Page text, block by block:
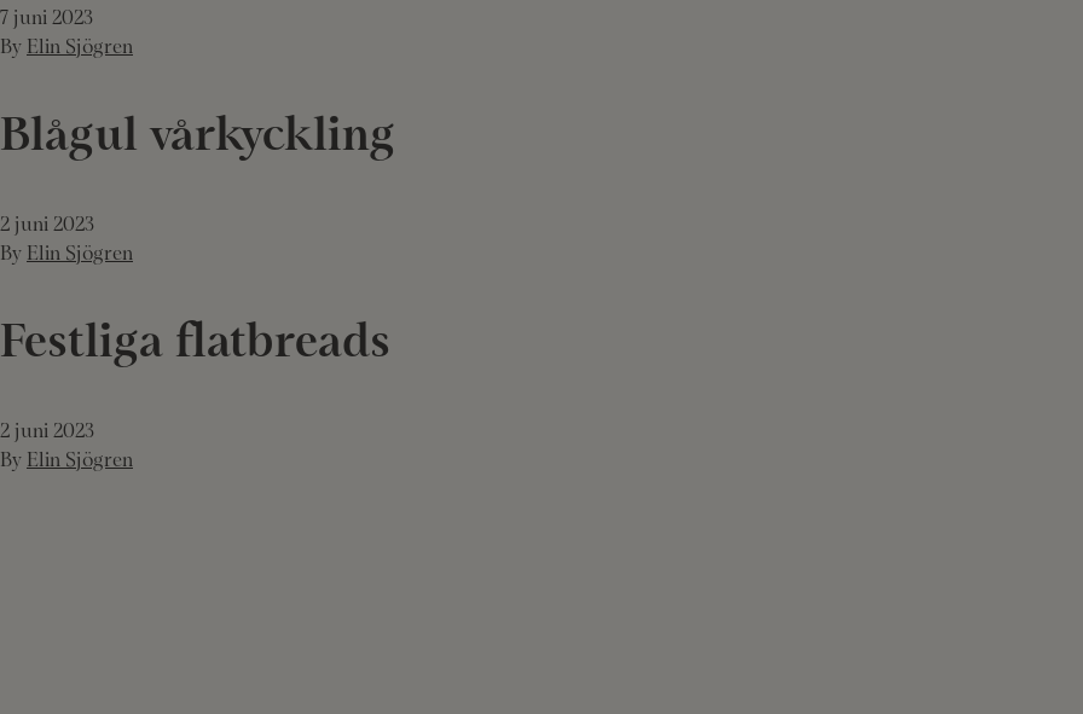
7 juni 2023
By Elin Sjögren
Blågul vårkyckling
2 juni 2023
By Elin Sjögren
Festliga flatbreads
2 juni 2023
By Elin Sjögren